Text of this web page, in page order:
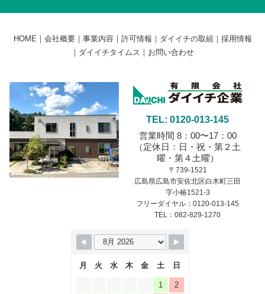
HOME ｜ 会社概要｜ 事業内容 ｜ 許可情報 ｜ ダイイチの取組 ｜ 採用情報
｜ ダイイチタイムス ｜ お問い合わせ
TEL: 0120-013-145
営業時間 8：00〜17：00
（定休日：日・祝・第２土
曜・第４土曜）
〒739-1521
広島県広島市安佐北区白木町三田
字小椿1521-3
フリーダイヤル：0120-013-145
TEL：082-829-1270
月 火 水 木 金 土 日
1 2